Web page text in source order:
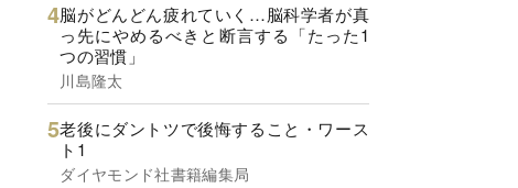
脳がどんどん疲れていく…脳科学者が真
っ先にやめるべきと断言する「たった1
つの習慣」
川島隆太
老後にダントツで後悔すること・ワース
ト1
ダイヤモンド社書籍編集局